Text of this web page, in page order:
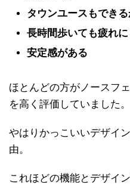
タウンユースもでき
長時間歩いても疲れ
安定感がある
ほとんどの方がノースフ
を高く評価していました。
やはりかっこいいデザイ
由。
これほどの機能とデザイ